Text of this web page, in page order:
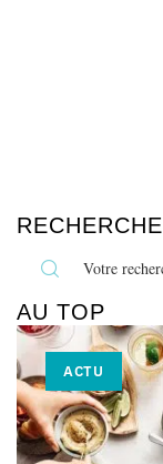
RECHERCHE
AU TOP
ACTU